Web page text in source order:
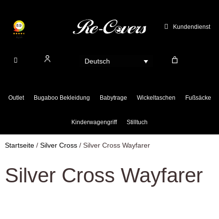
springen
Kundendienst
Deutsch
Outlet Bugaboo Bekleidung Babytrage Wickeltaschen Fußsäcke
Kinderwagengriff Stilltuch
Startseite / Silver Cross / Silver Cross Wayfarer
Silver Cross Wayfarer